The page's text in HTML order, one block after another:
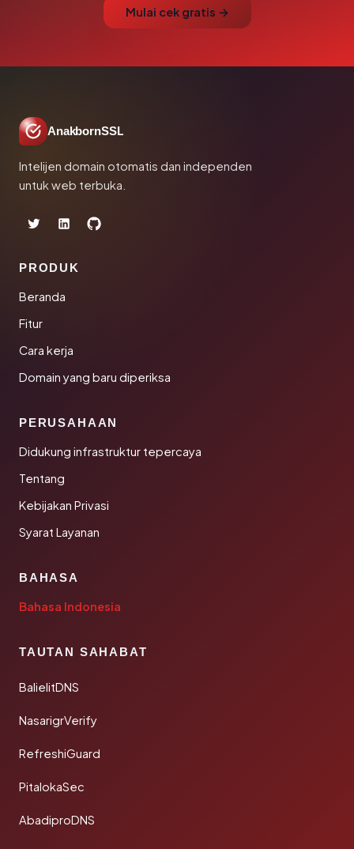
Mulai cek gratis →
AnakbornSSL
Intelijen domain otomatis dan independen
untuk web terbuka.
PRODUK
Beranda
Fitur
Cara kerja
Domain yang baru diperiksa
PERUSAHAAN
Didukung infrastruktur tepercaya
Tentang
Kebijakan Privasi
Syarat Layanan
BAHASA
Bahasa Indonesia
TAUTAN SAHABAT
BalielitDNS
NasarigrVerify
RefreshiGuard
PitalokaSec
AbadiproDNS